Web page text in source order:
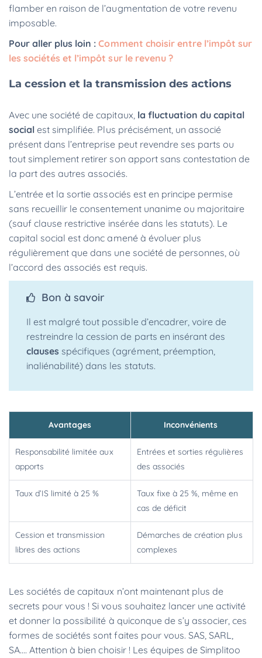
flamber en raison de l’augmentation de votre revenu
imposable.
Pour aller plus loin :Comment choisir entre l’impôt sur
les sociétés et l’impôt sur le revenu ?
La cession et la transmission des actions
Avec une société de capitaux,la fluctuation du capital
social est simplifiée. Plus précisément, un associé
présent dans l’entreprise peut revendre ses parts ou
tout simplement retirer son apport sans contestation de
la part des autres associés.
L’entrée et la sortie associés est en principe permise
sans recueillir le consentement unanime ou majoritaire
(sauf clause restrictive insérée dans les statuts). Le
capital social est donc amené à évoluer plus
régulièrement que dans une société de personnes, où
l’accord des associés est requis.
Bon à savoir
Il est malgré tout possible d’encadrer, voire de
restreindre la cession de parts en insérant des
clausesspécifiques (agrément, préemption,
inaliénabilité) dans les statuts.
Avantages Inconvénients
Responsabilité limitée aux
apports
Entrées et sorties régulières
des associés
Taux d’IS limité à 25 %
Taux fixe à 25 %, même en
cas de déficit
Cession et transmission
libres des actions
Démarches de création plus
complexes
Les sociétés de capitaux n’ont maintenant plus de
secrets pour vous ! Si vous souhaitez lancer une activité
et donner la possibilité à quiconque de s’y associer, ces
formes de sociétés sont faites pour vous. SAS, SARL,
SA.... Attention à bien choisir ! Les équipes de Simplitoo